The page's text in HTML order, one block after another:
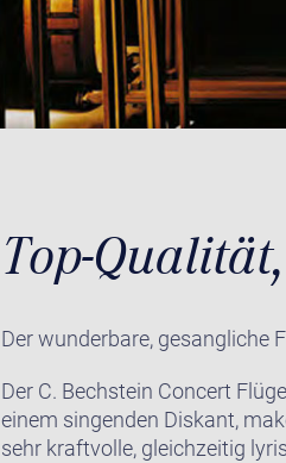
Top-
Der wunderbare, gesangliche
Der C. Bechstein Concert
einem singenden Diskant,
sehr kraftvolle, gleichzeitig